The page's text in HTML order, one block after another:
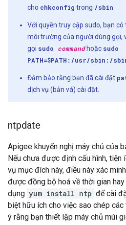
cho chkconfig trong /sbin
Với quyền truy cập sudo, bạn
môi trường của người dùng gọi,
gọi sudo commandhoặc sudo
PATH=$PATH:/usr/sbin:/
Đảm bảo rằng bạn đã cài đặt
dịch vụ (bản vá) cài đặt.
ntpdate
Apigee khuyến nghị máy chủ của
Nếu chưa được định cấu hình, tiện
vụ mục đích này, điều này xác
được đồng bộ hoá về thời gian
dụng yum install ntp để cài
biệt hữu ích cho việc sao chép
ý rằng bạn thiết lập máy chủ múi